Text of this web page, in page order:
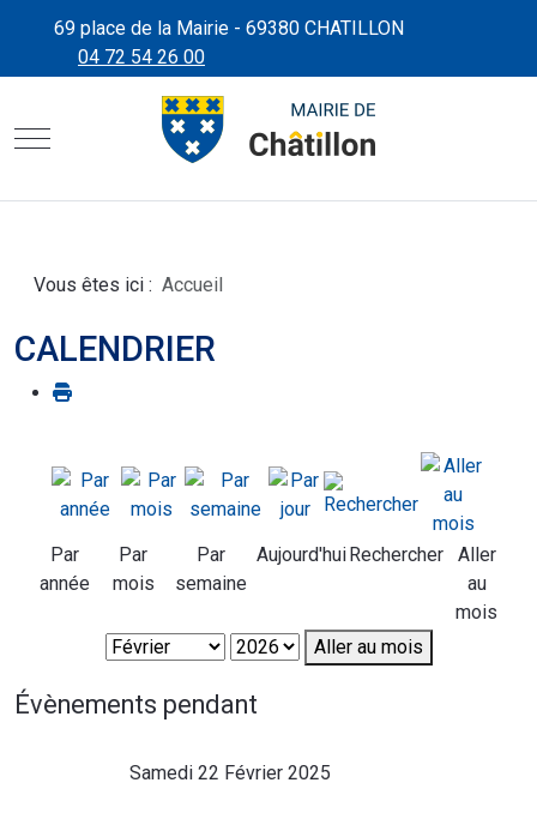
69 place de la Mairie - 69380 CHATILLON
04 72 54 26 00
CHÂTILLON D'AZERGUES"
SITE OFFICIEL DE LA MAIRIE
Mobile Menu Toggle
Vous êtes ici : Accueil
CALENDRIER
Par
année
Par
mois
Par
semaine
Aujourd'huiRechercher
Aller
au
mois
Aller au mois
Évènements pendant
Samedi 22 Février 2025